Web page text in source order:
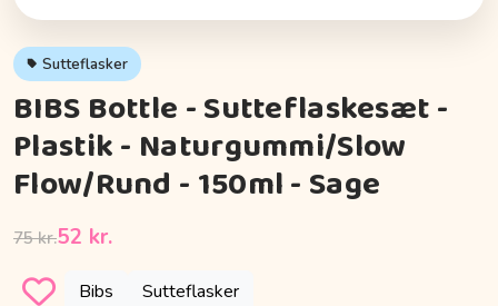
Sutteflasker
BIBS Bottle - Sutteflaskesæt -
Plastik - Naturgummi/Slow
Flow/Rund - 150ml - Sage
75 kr.52 kr.
Bibs Sutteflasker